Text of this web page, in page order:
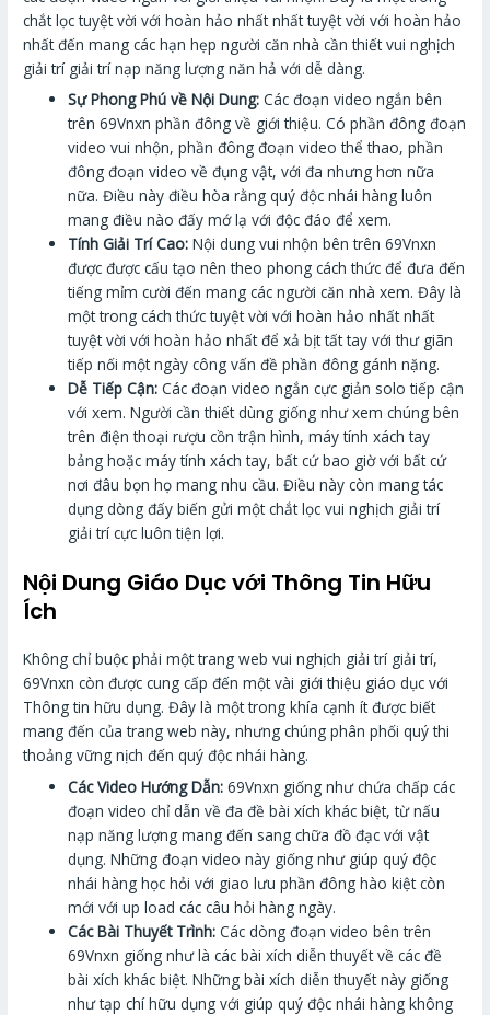
chắt lọc tuyệt vời với hoàn hảo nhất nhất tuyệt vời với hoàn hảo
nhất đến mang các hạn hẹp người căn nhà cần thiết vui nghịch
giải trí giải trí nạp năng lượng năn hả với dễ dàng.
Sự Phong Phú về Nội Dung: Các đoạn video ngắn bên
trên 69Vnxn phần đông về giới thiệu. Có phần đông đoạn
video vui nhộn, phần đông đoạn video thể thao, phần
đông đoạn video về đụng vật, với đa nhưng hơn nữa
nữa. Điều này điều hòa rằng quý độc nhái hàng luôn
mang điều nào đấy mớ lạ với độc đáo để xem.
Tính Giải Trí Cao: Nội dung vui nhộn bên trên 69Vnxn
được được cấu tạo nên theo phong cách thức để đưa đến
tiếng mỉm cười đến mang các người căn nhà xem. Đây là
một trong cách thức tuyệt vời với hoàn hảo nhất nhất
tuyệt vời với hoàn hảo nhất để xả bịt tất tay với thư giãn
tiếp nối một ngày công vấn đề phần đông gánh nặng.
Dễ Tiếp Cận: Các đoạn video ngắn cực giản solo tiếp cận
với xem. Người cần thiết dùng giống như xem chúng bên
trên điện thoại rượu cồn trận hình, máy tính xách tay
bảng hoặc máy tính xách tay, bất cứ bao giờ với bất cứ
nơi đâu bọn họ mang nhu cầu. Điều này còn mang tác
dụng dòng đấy biến gửi một chắt lọc vui nghịch giải trí
giải trí cực luôn tiện lợi.
Nội Dung Giáo Dục với Thông Tin Hữu
Ích
Không chỉ buộc phải một trang web vui nghịch giải trí giải trí,
69Vnxn còn được cung cấp đến một vài giới thiệu giáo dục với
Thông tin hữu dụng. Đây là một trong khía cạnh ít được biết
mang đến của trang web này, nhưng chúng phân phối quý thi
thoảng vững nịch đến quý độc nhái hàng.
Các Video Hướng Dẫn: 69Vnxn giống như chứa chấp các
đoạn video chỉ dẫn về đa đề bài xích khác biệt, từ nấu
nạp năng lượng mang đến sang chữa đồ đạc với vật
dụng. Những đoạn video này giống như giúp quý độc
nhái hàng học hỏi với giao lưu phần đông hào kiệt còn
mới với up load các câu hỏi hàng ngày.
Các Bài Thuyết Trình: Các dòng đoạn video bên trên
69Vnxn giống như là các bài xích diễn thuyết về các đề
bài xích khác biệt. Những bài xích diễn thuyết này giống
như tạp chí hữu dụng với giúp quý độc nhái hàng không